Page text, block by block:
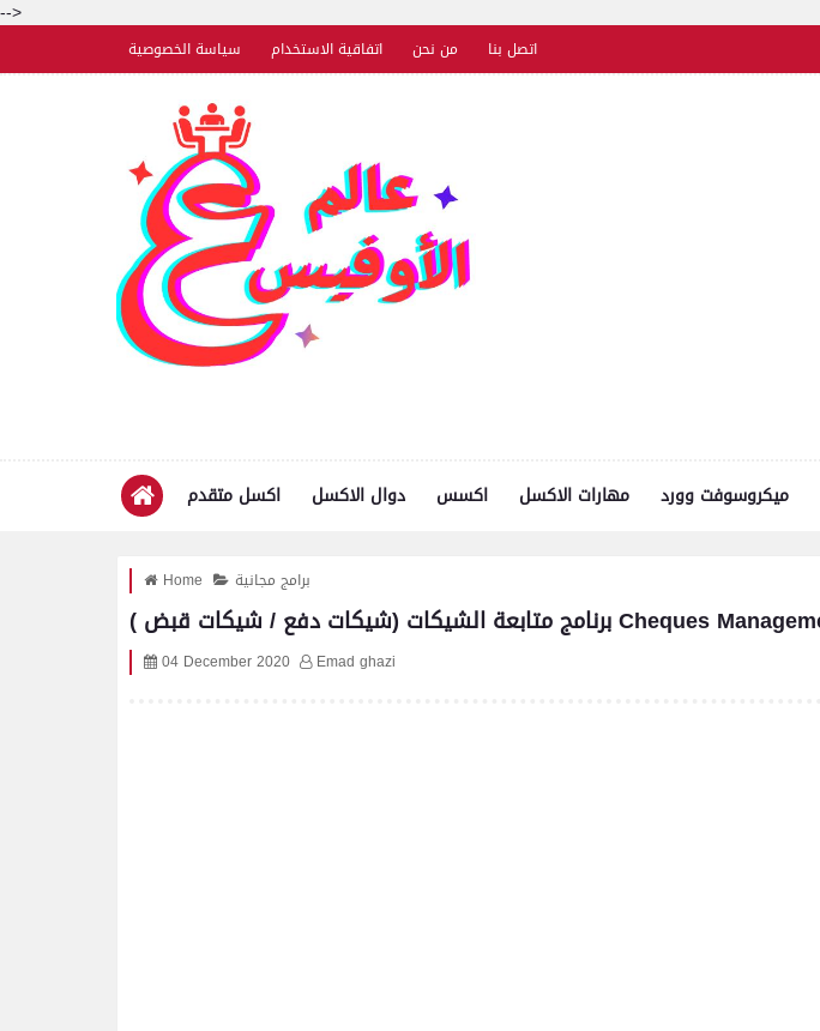
-->
سياسة الخصوصية اتفاقية الاستخدام من نحن اتصل بنا
اكسل متقدم دوال الاكسل اكسس مهارات الاكسل ميكروسوفت وورد
Home برامج مجانية
04 December 2020 Emad ghazi